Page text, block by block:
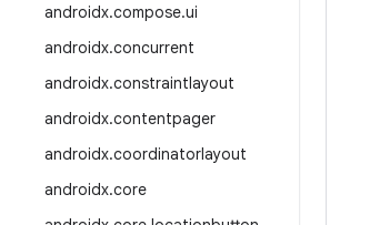
androidx.compose.ui
androidx.concurrent
androidx.constraintlayout
androidx.contentpager
androidx.coordinatorlayout
androidx.core